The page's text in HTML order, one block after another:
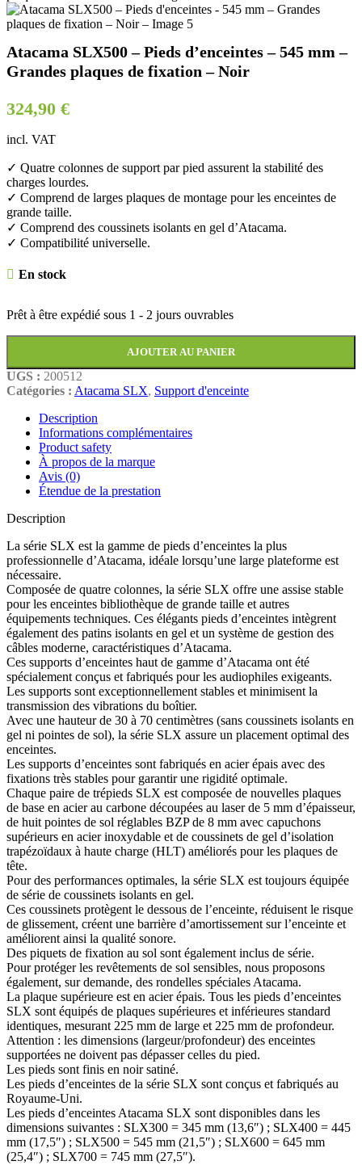
Atacama SLX500 – Pieds d’enceintes – 545 mm –
Grandes plaques de fixation – Noir
324,90 €
incl. VAT
✓ Quatre colonnes de support par pied assurent la stabilité des
charges lourdes.
✓ Comprend de larges plaques de montage pour les enceintes de
grande taille.
✓ Comprend des coussinets isolants en gel d’Atacama.
✓ Compatibilité universelle.
En stock
Prêt à être expédié sous 1 - 2 jours ouvrables
AJOUTER AU PANIER
UGS : 200512
Catégories : Atacama SLX, Support d'enceinte
Description
Informations complémentaires
Product safety
À propos de la marque
Avis (0)
Étendue de la prestation
Description
La série SLX est la gamme de pieds d’enceintes la plus
professionnelle d’Atacama, idéale lorsqu’une large plateforme est
nécessaire.
Composée de quatre colonnes, la série SLX offre une assise stable
pour les enceintes bibliothèque de grande taille et autres
équipements techniques. Ces élégants pieds d’enceintes intègrent
également des patins isolants en gel et un système de gestion des
câbles moderne, caractéristiques d’Atacama.
Ces supports d’enceintes haut de gamme d’Atacama ont été
spécialement conçus et fabriqués pour les audiophiles exigeants.
Les supports sont exceptionnellement stables et minimisent la
transmission des vibrations du boîtier.
Avec une hauteur de 30 à 70 centimètres (sans coussinets isolants en
gel ni pointes de sol), la série SLX assure un placement optimal des
enceintes.
Les supports d’enceintes sont fabriqués en acier épais avec des
fixations très stables pour garantir une rigidité optimale.
Chaque paire de trépieds SLX est composée de nouvelles plaques
de base en acier au carbone découpées au laser de 5 mm d’épaisseur,
de huit pointes de sol réglables BZP de 8 mm avec capuchons
supérieurs en acier inoxydable et de coussinets de gel d’isolation
trapézoïdaux à haute charge (HLT) améliorés pour les plaques de
tête.
Pour des performances optimales, la série SLX est toujours équipée
de série de coussinets isolants en gel.
Ces coussinets protègent le dessous de l’enceinte, réduisent le risque
de glissement, créent une barrière d’amortissement sur l’enceinte et
améliorent ainsi la qualité sonore.
Des piquets de fixation au sol sont également inclus de série.
Pour protéger les revêtements de sol sensibles, nous proposons
également, sur demande, des rondelles spéciales Atacama.
La plaque supérieure est en acier épais. Tous les pieds d’enceintes
SLX sont équipés de plaques supérieures et inférieures standard
identiques, mesurant 225 mm de large et 225 mm de profondeur.
Attention : les dimensions (largeur/profondeur) des enceintes
supportées ne doivent pas dépasser celles du pied.
Les pieds sont finis en noir satiné.
Les pieds d’enceintes de la série SLX sont conçus et fabriqués au
Royaume-Uni.
Les pieds d’enceintes Atacama SLX sont disponibles dans les
dimensions suivantes : SLX300 = 345 mm (13,6″) ; SLX400 = 445
mm (17,5″) ; SLX500 = 545 mm (21,5″) ; SLX600 = 645 mm
(25,4″) ; SLX700 = 745 mm (27,5″).